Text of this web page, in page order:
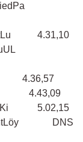
4.31,10
4.43,09
5.02,15
DNS